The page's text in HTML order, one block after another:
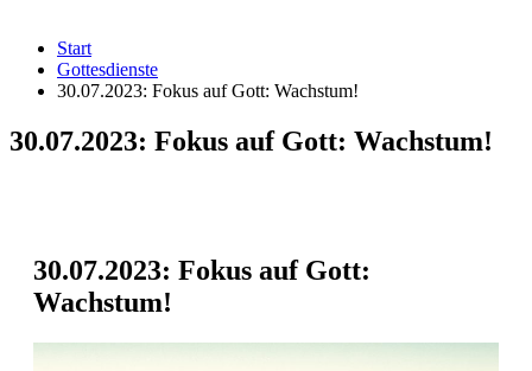
Start
Gottesdienste
30.07.2023: Fokus auf Gott: Wachstum!
30.07.2023: Fokus auf Gott: Wachstum!
30.07.2023: Fokus auf Gott:
Wachstum!